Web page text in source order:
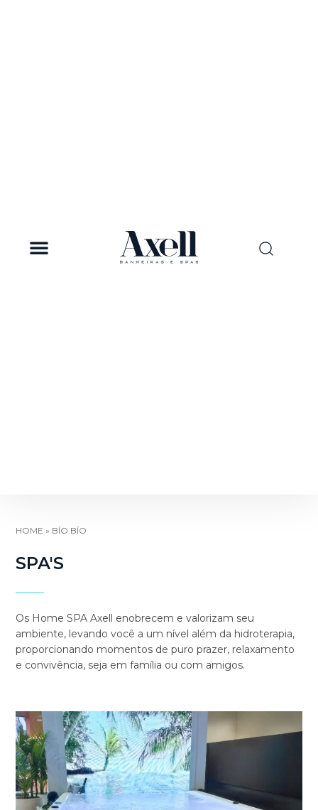
HOME » BÍO BÍO
SPA'S
Os Home SPA Axell enobrecem e valorizam seu
ambiente, levando você a um nível além da hidroterapia,
proporcionando momentos de puro prazer, relaxamento
e convivência, seja em família ou com amigos.